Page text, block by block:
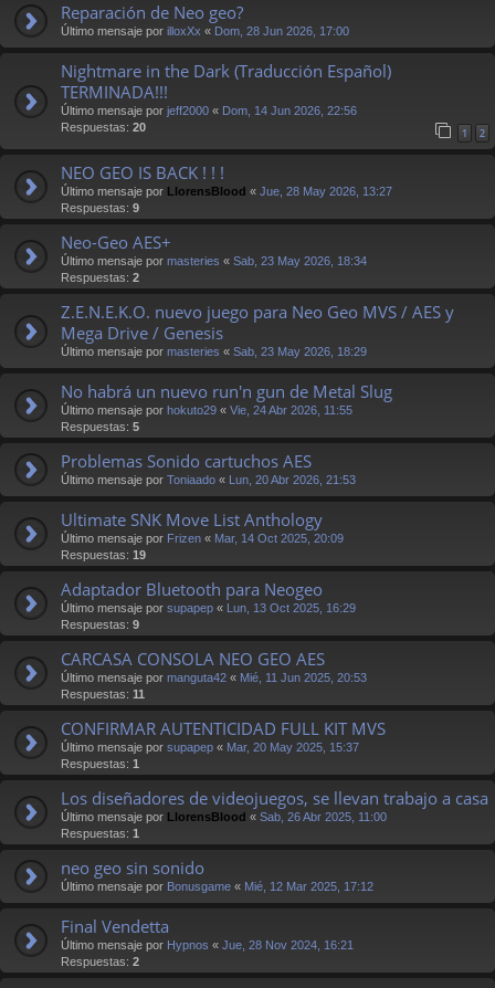
Reparación de Neo geo?
Último mensaje por illoxXx « Dom, 28 Jun 2026, 17:00
Nightmare in the Dark (Traducción Español)
TERMINADA!!!
Último mensaje por jeff2000 « Dom, 14 Jun 2026, 22:56
Respuestas: 20 1 2
NEO GEO IS BACK ! ! !
Último mensaje por LlorensBlood « Jue, 28 May 2026, 13:27
Respuestas: 9
Neo-Geo AES+
Último mensaje por masteries « Sab, 23 May 2026, 18:34
Respuestas: 2
Z.E.N.E.K.O. nuevo juego para Neo Geo MVS / AES y
Mega Drive / Genesis
Último mensaje por masteries « Sab, 23 May 2026, 18:29
No habrá un nuevo run'n gun de Metal Slug
Último mensaje por hokuto29 « Vie, 24 Abr 2026, 11:55
Respuestas: 5
Problemas Sonido cartuchos AES
Último mensaje por Toniaado « Lun, 20 Abr 2026, 21:53
Ultimate SNK Move List Anthology
Último mensaje por Frizen « Mar, 14 Oct 2025, 20:09
Respuestas: 19
Adaptador Bluetooth para Neogeo
Último mensaje por supapep « Lun, 13 Oct 2025, 16:29
Respuestas: 9
CARCASA CONSOLA NEO GEO AES
Último mensaje por manguta42 « Mié, 11 Jun 2025, 20:53
Respuestas: 11
CONFIRMAR AUTENTICIDAD FULL KIT MVS
Último mensaje por supapep « Mar, 20 May 2025, 15:37
Respuestas: 1
Los diseñadores de videojuegos, se llevan trabajo a casa
Último mensaje por LlorensBlood « Sab, 26 Abr 2025, 11:00
Respuestas: 1
neo geo sin sonido
Último mensaje por Bonusgame « Mié, 12 Mar 2025, 17:12
Final Vendetta
Último mensaje por Hypnos « Jue, 28 Nov 2024, 16:21
Respuestas: 2